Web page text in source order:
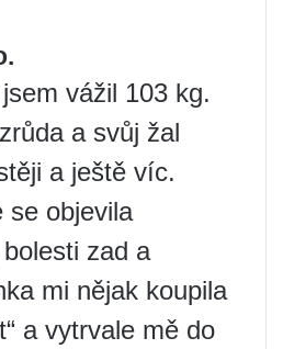
vážil 103 kg.
a svůj žal
a ještě víc.
se objevila
zad a
mi nějak koupila
a vytrvale mě do